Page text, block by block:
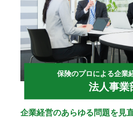
保険のプロによる企業
法人事業
企業経営のあらゆる問題を見直